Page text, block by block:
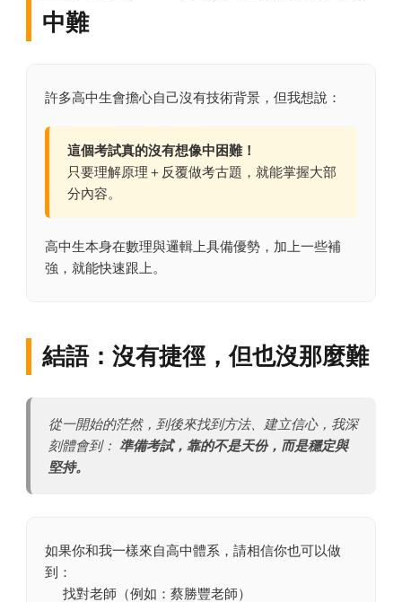
中難
許多高中生會擔心自己沒有技術背景，但我想說：
這個考試真的沒有想像中困難！
只要理解原理＋反覆做考古題，就能掌握大部
分內容。
高中生本身在數理與邏輯上具備優勢，加上一些補
強，就能快速跟上。
結語：沒有捷徑，但也沒那麼難
從一開始的茫然，到後來找到方法、建立信心，我深
刻體會到： 準備考試，靠的不是天份，而是穩定與
堅持。
如果你和我一樣來自高中體系，請相信你也可以做
到：
找對老師（例如：蔡勝豐老師）